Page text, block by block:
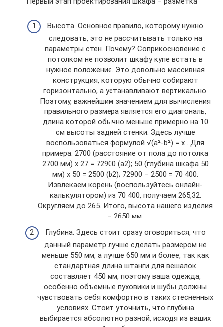
Высота. Основное правило, которому нужно
следовать, это не рассчитывать только на
параметры стен. Почему? Соприкосновение с
потолком не позволит шкафу купе встать в
нужное положение. Это довольно массивная
конструкция, которую обычно собирают
горизонтально, а устанавливают вертикально.
Поэтому, важнейшим значением для вычисления
правильного размера является его диагональ,
длина которой обычно меньше примерно на 10
см высоты задней стенки. Здесь лучше
воспользоваться формулой √(a²-b²) = x . Для
примера: 2700 (расстояние от пола до потолка
2700 мм) х 27 = 72900 (a2); 50 (глубина шкафа 50
мм) х 50 = 2500 (b2); 72900 – 2500 = 70 400.
Извлекаем корень (воспользуйтесь онлайн-
калькулятором) из 70 400, получаем 265,32.
Округляем до 265. Итого, высота нашего изделия
– 2650 мм.
Глубина. Здесь стоит сразу оговориться, что
данный параметр лучше сделать размером не
меньше 550 мм, а лучше 650 мм и более, так как
стандартная длина штанги для вешалок
составляет 450 мм, поэтому ваша одежда,
особенно объемные пуховики и шубы должны
чувствовать себя комфортно в таких стесненных
условиях. Стоит уточнить, что глубина
выбирается абсолютно разной, исходя из ваших